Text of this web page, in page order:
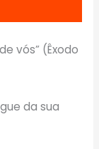
vós” (Êxodo
da sua